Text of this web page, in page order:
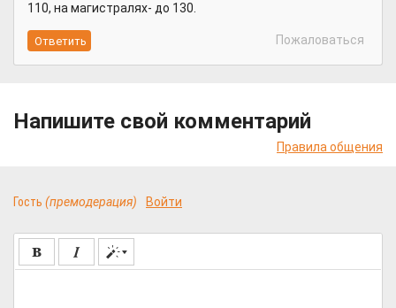
110, на магистралях- до 130.
Пожаловаться
Напишите свой комментарий
Правила общения
Гость (премодерация) Войти